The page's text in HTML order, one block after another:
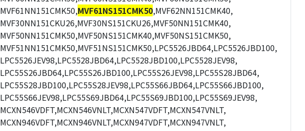
MVF61NN151CMK50,MVF61NS151CMK50,MVF62NN151CMK40,
MVF30NN151CKU26,MVF30NS151CKU26,MVF50NN151CMK40,
MVF50NN151CMK50,MVF50NS151CMK40,MVF50NS151CMK50,
MVF51NN151CMK50,MVF51NS151CMK50,LPC5526JBD64,LPC5526JBD100,
LPC5526JEV98,LPC5528JBD64,LPC5528JBD100,LPC5528JEV98,
LPC55S26JBD64,LPC55S26JBD100,LPC55S26JEV98,LPC55S28JBD64,
LPC55S28JBD100,LPC55S28JEV98,LPC55S66JBD64,LPC55S66JBD100,
LPC55S66JEV98,LPC55S69JBD64,LPC55S69JBD100,LPC55S69JEV98,
MCXN546VDFT,MCXN546VNLT,MCXN547VDFT,MCXN547VNLT,
MCXN946VDFT,MCXN946VNLT,MCXN947VDFT,MCXN947VNLT,